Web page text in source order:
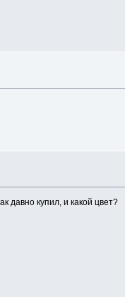
давно купил, и какой цвет?